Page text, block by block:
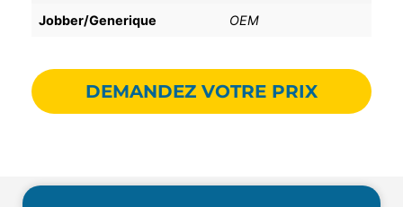
Jobber/Generique OEM
DEMANDEZ VOTRE PRIX